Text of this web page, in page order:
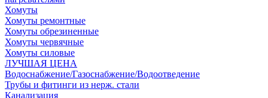
Хомуты
Хомуты ремонтные
Хомуты обрезиненные
Хомуты червячные
Хомуты силовые
ЛУЧШАЯ ЦЕНА
Водоснабжение/Газоснабжение/Водоотведение
Трубы и фитинги из нерж. стали
Канализация